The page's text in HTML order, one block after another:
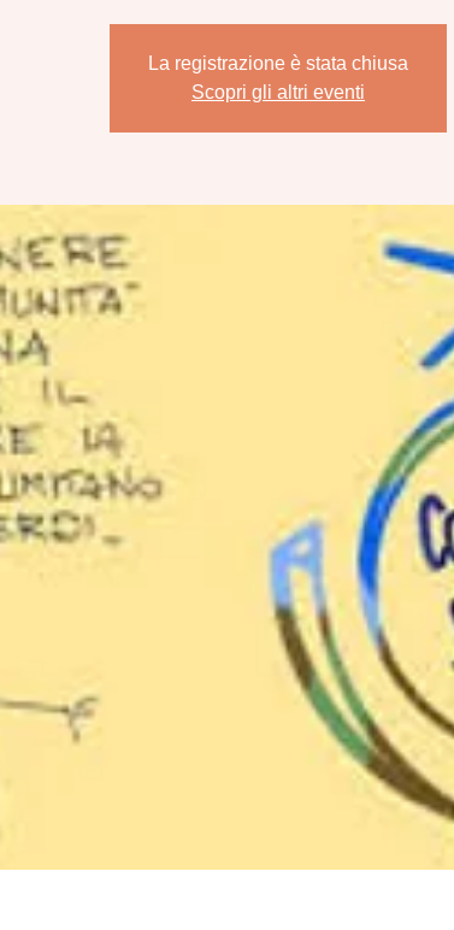
La registrazione è stata chiusa
Scopri gli altri eventi